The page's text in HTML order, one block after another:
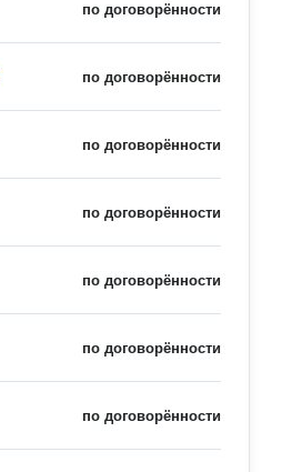
по договорённости
по договорённости
по договорённости
по договорённости
по договорённости
по договорённости
по договорённости